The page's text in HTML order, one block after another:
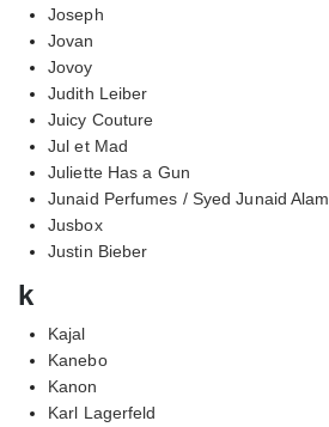
Joseph
Jovan
Jovoy
Judith Leiber
Juicy Couture
Jul et Mad
Juliette Has a Gun
Junaid Perfumes / Syed Junaid Alam
Jusbox
Justin Bieber
k
Kajal
Kanebo
Kanon
Karl Lagerfeld